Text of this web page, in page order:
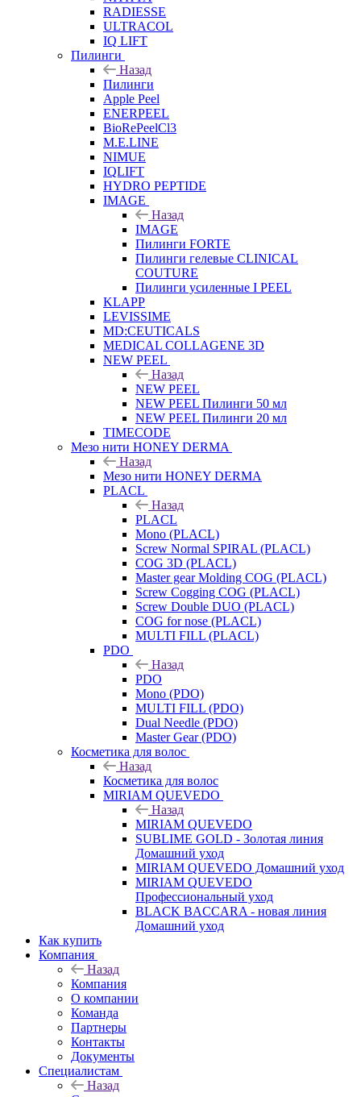
RADIESSE
ULTRACOL
IQ LIFT
Пилинги
Назад
Пилинги
Apple Peel
ENERPEEL
BioRePeelCl3
M.E.LINE
NIMUE
IQLIFT
HYDRO PEPTIDE
IMAGE
Назад
IMAGE
Пилинги FORTE
Пилинги гелевые CLINICAL
COUTURE
Пилинги усиленные I PEEL
KLAPP
LEVISSIME
MD:CEUTICALS
MEDICAL COLLAGENE 3D
NEW PEEL
Назад
NEW PEEL
NEW PEEL Пилинги 50 мл
NEW PEEL Пилинги 20 мл
TIMECODE
Мезо нити HONEY DERMA
Назад
Мезо нити HONEY DERMA
PLACL
Назад
PLACL
Mono (PLACL)
Screw Normal SPIRAL (PLACL)
COG 3D (PLACL)
Master gear Molding COG (PLACL)
Screw Cogging COG (PLACL)
Screw Double DUO (PLACL)
COG for nose (PLACL)
MULTI FILL (PLACL)
PDO
Назад
PDO
Mono (PDO)
MULTI FILL (PDO)
Dual Needle (PDO)
Master Gear (PDO)
Косметика для волос
Назад
Косметика для волос
MIRIAM QUEVEDO
Назад
MIRIAM QUEVEDO
SUBLIME GOLD - Золотая линия
Домашний уход
MIRIAM QUEVEDO Домашний уход
MIRIAM QUEVEDO
Профессиональный уход
BLACK BACCARA - новая линия
Домашний уход
Как купить
Компания
Назад
Компания
О компании
Команда
Партнеры
Контакты
Документы
Специалистам
Назад